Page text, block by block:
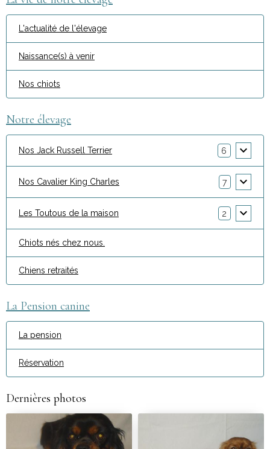
L'actualité de l'élevage
Naissance(s) à venir
Nos chiots
Notre élevage
Nos Jack Russell Terrier 6
Nos Cavalier King Charles 7
Les Toutous de la maison 2
Chiots nés chez nous.
Chiens retraités
La Pension canine
La pension
Réservation
Dernières photos